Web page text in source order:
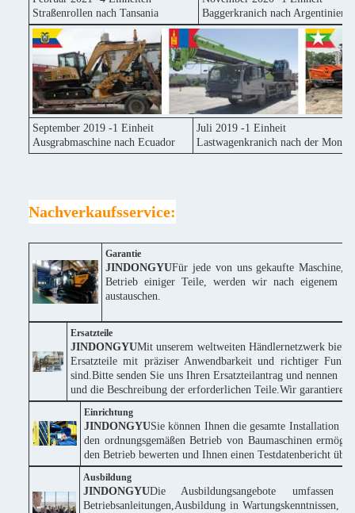
Straßenrollen nach Tansania
Baggerkranich nach Argentinien
September 2019 -1 Einheit
Ausgrabmaschine nach Ecuador
Juli 2019 -1 Einheit
Lastwagenkranich nach der
Nachverkaufsservice:
Garantie
JINDONGYUFür jede von uns gekaufte Maschine,
Betrieb einiger Teile, werden wir nach eigenem
austauschen.
Ersatzteile
JINDONGYUMit unserem weltweiten Händlernetzwerk
Ersatzteile mit präziser Anwendbarkeit und richtiger
sind.Bitte senden Sie uns Ihren Ersatzteilantrag und nennen
und die Beschreibung der erforderlichen Teile.Wir
Einrichtung
JINDONGYUSie können Ihnen die gesamte Installation
den ordnungsgemäßen Betrieb von Baumaschinen
den Betrieb bewerten und Ihnen einen Testdatenbericht
Ausbildung
JINDONGYUDie Ausbildungsangebote
Betriebsanleitungen,Ausbildung in Wartungskenntnissen,